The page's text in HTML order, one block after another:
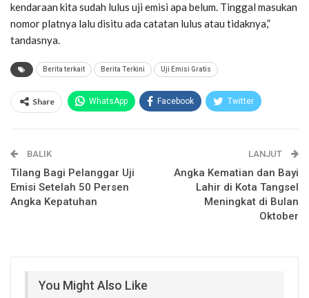
kendaraan kita sudah lulus uji emisi apa belum. Tinggal masukan
nomor platnya lalu disitu ada catatan lulus atau tidaknya,”
tandasnya.
Berita terkait Berita Terkini Uji Emisi Gratis
Share WhatsApp Facebook Twitter
Telegram
BALIK
Tilang Bagi Pelanggar Uji
Emisi Setelah 50 Persen
Angka Kepatuhan
LANJUT
Angka Kematian dan Bayi
Lahir di Kota Tangsel
Meningkat di Bulan
Oktober
You Might Also Like